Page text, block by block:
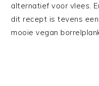
alternatief voor vlees.
dit recept is tevens een
mooie vegan